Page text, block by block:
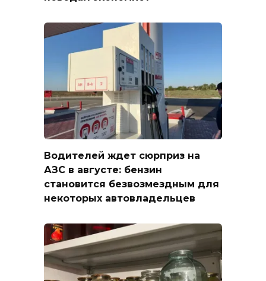
Водителей ждет сюрприз на
АЗС в августе: бензин
становится безвозмездным для
некоторых автовладельцев